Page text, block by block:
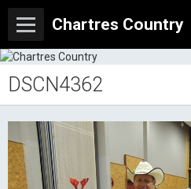
Chartres Country
DSCN4362